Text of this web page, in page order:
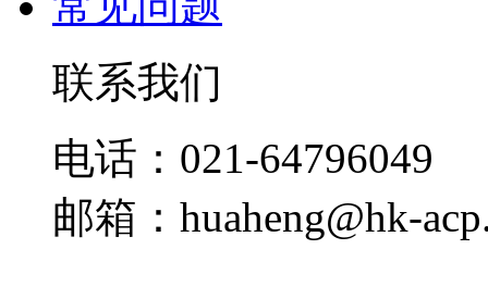
联系我们
电话：021-64796049
邮箱：huaheng@hk-